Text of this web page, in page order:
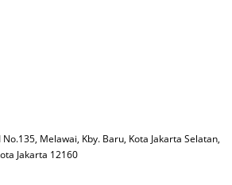
No.135, Melawai, Kby. Baru, Kota Jakarta Selatan,
Jakarta 12160